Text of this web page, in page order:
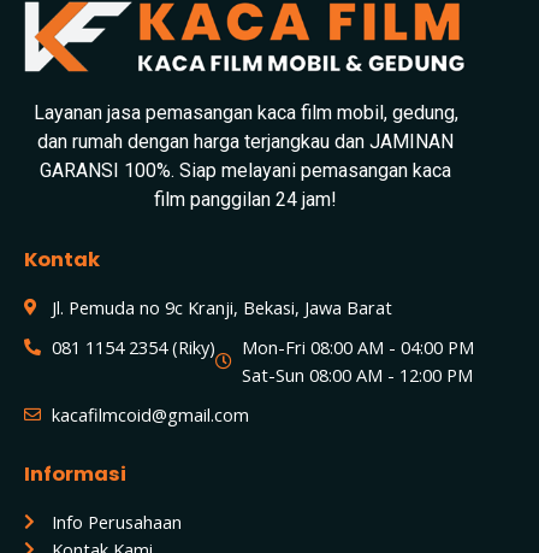
Layanan jasa pemasangan kaca film mobil, gedung,
dan rumah dengan harga terjangkau dan JAMINAN
GARANSI 100%. Siap melayani pemasangan kaca
film panggilan 24 jam!
Kontak
Jl. Pemuda no 9c Kranji, Bekasi, Jawa Barat
081 1154 2354 (Riky)
Mon-Fri 08:00 AM - 04:00 PM
Sat-Sun 08:00 AM - 12:00 PM
kacafilmcoid@gmail.com
Informasi
Info Perusahaan